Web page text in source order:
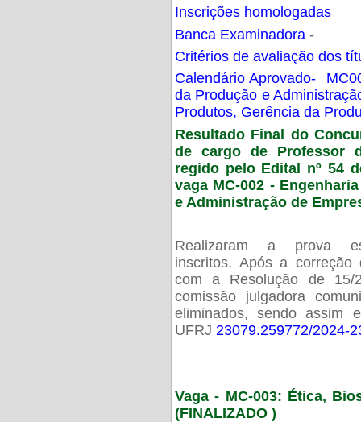
Inscrições homologadas
Banca Examinadora -
Critérios de avaliação dos
Calendário Aprovado-
da Produção e
Produtos, Gerência da
Resultado Final do
de cargo de Professor
regido pelo Edital nº 54
vaga MC-002 -
e Administração de
Realizaram a prova
inscritos. Após a
com a Resolução de 15/
comissão julgadora
eliminados, sendo assim
UFRJ 23079.259772/2024-
Vaga - MC-003: Ética,
(FINALIZADO )